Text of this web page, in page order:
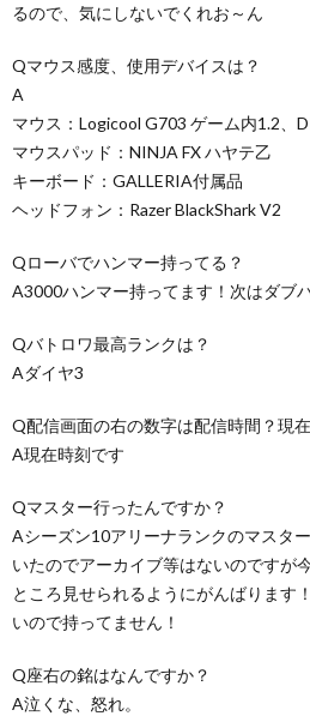
るので、気にしないでくれお～ん
Qマウス感度、使用デバイスは？
A
マウス：Logicool G703 ゲーム内1.2、
マウスパッド：NINJA FX ハヤテ乙
キーボード：GALLERIA付属品
ヘッドフォン：Razer BlackShark V2
Qローバでハンマー持ってる？
A3000ハンマー持ってます！次はダブ
Qバトロワ最高ランクは？
Aダイヤ3
Q配信画面の右の数字は配信時間？現
A現在時刻です
Qマスター行ったんですか？
Aシーズン10アリーナランクのマスタ
いたのでアーカイブ等はないのですが
ところ見せられるようにがんばります
いので持ってません！
Q座右の銘はなんですか？
A泣くな、怒れ。